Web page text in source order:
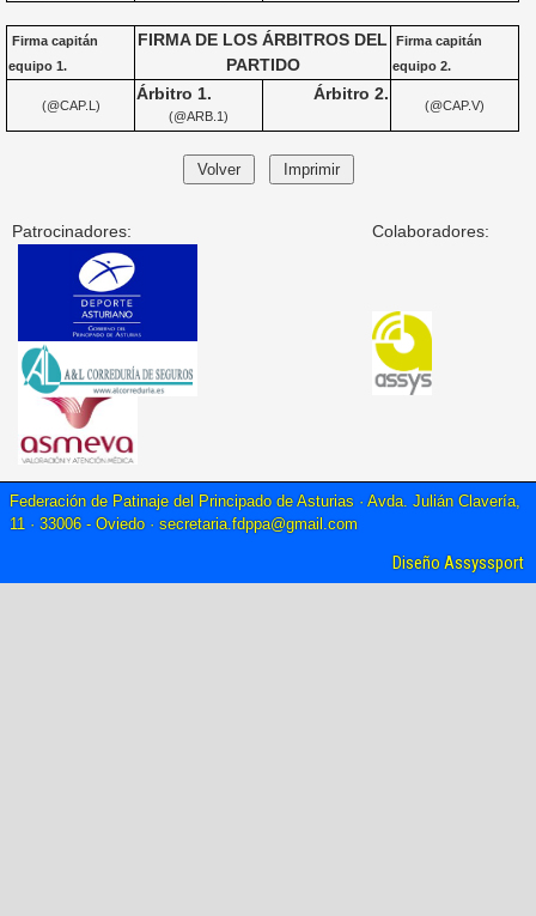
Firma capitán
equipo 1.
FIRMA DE LOS ÁRBITROS DEL
PARTIDO
Firma capitán
equipo 2.
(@CAP.L)
Árbitro 1.
(@ARB.1)
Árbitro 2.
(@CAP.V)
Patrocinadores: Colaboradores:
Federación de Patinaje del Principado de Asturias · Avda. Julián Clavería,
11 · 33006 - Oviedo · secretaria.fdppa@gmail.com
Diseño Assyssport